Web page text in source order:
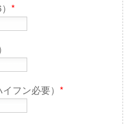
*
フン必要） *